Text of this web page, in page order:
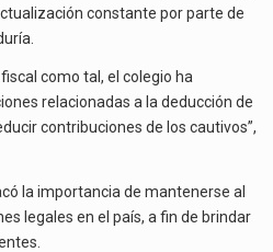
constante por parte de
como tal, el colegio ha
relacionadas a la deducción de
contribuciones de los cautivos”,
la importancia de mantenerse al
legales en el país, a fin de brindar